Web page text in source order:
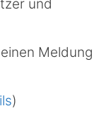
und
Meldung
)